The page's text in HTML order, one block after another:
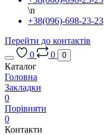
\n
+38(096)-698-23-23
Перейти до контактів
0
0 0
Каталог
Головна
Закладки
0
Порівняти
0
Контакти